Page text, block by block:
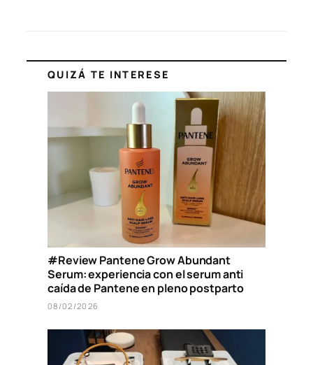
QUIZÁ TE INTERESE
#Review Pantene Grow Abundant
Serum: experiencia con el serum anti
caída de Pantene en pleno postparto
08/02/2026